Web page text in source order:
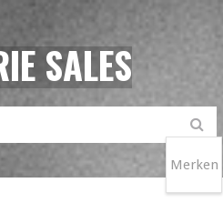
SALES
Merken